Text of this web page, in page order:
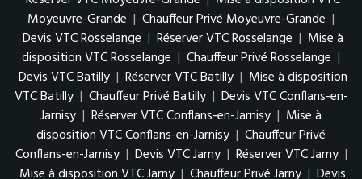
Moyeuvre-Grande | Chauffeur Privé Moyeuvre-Grande |
Devis VTC Rosselange | Réserver VTC Rosselange | Mise à
disposition VTC Rosselange | Chauffeur Privé Rosselange |
Devis VTC Batilly | Réserver VTC Batilly | Mise à disposition
VTC Batilly | Chauffeur Privé Batilly | Devis VTC Conflans-en-
Jarnisy | Réserver VTC Conflans-en-Jarnisy | Mise à
disposition VTC Conflans-en-Jarnisy | Chauffeur Privé
Conflans-en-Jarnisy | Devis VTC Jarny | Réserver VTC Jarny |
Mise à disposition VTC Jarny | Chauffeur Privé Jarny | Devis